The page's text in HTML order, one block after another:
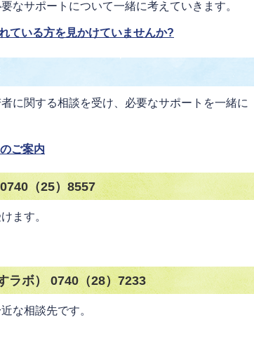
なサポートについて一緒に考えていきます。
ている方を見かけていませんか?
に関する相談を受け、必要なサポートを一緒に
ご案内
（25）8557
ます。
ラボ） 0740（28）7233
な相談先です。